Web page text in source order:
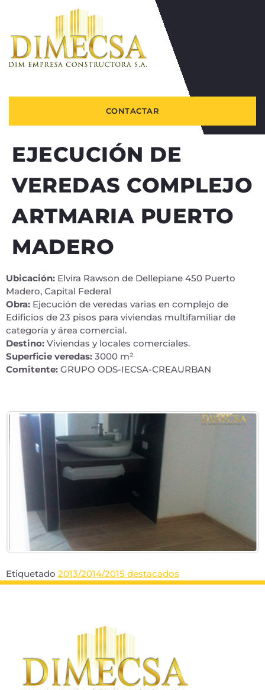
CONTACTAR
EJECUCIÓN DE
VEREDAS COMPLEJO
ARTMARIA PUERTO
MADERO
Ubicación: Elvira Rawson de Dellepiane 450 Puerto
Madero, Capital Federal
Obra: Ejecución de veredas varias en complejo de
Edificios de 23 pisos para viviendas multifamiliar de
categoría y área comercial.
Destino: Viviendas y locales comerciales.
Superficie veredas: 3000 m²
Comitente: GRUPO ODS-IECSA-CREAURBAN
Etiquetado 2013/2014/2015 destacados